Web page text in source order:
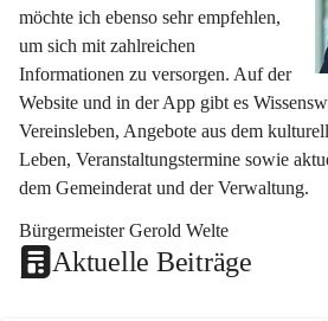
möchte ich ebenso sehr empfehlen,
um sich mit zahlreichen
Informationen zu versorgen. Auf der
Website und in der App gibt es
Vereinsleben, Angebote aus dem
Leben, Veranstaltungstermine sowie
dem Gemeinderat und der Verwaltung.
Bürgermeister Gerold Welte
Aktuelle Beiträge